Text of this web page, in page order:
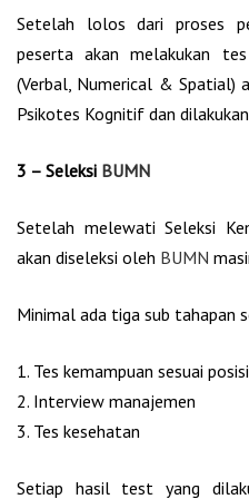
Setelah lolos dari proses
peserta akan melakukan
(Verbal, Numerical & Spatial)
Psikotes Kognitif dan
3 – Seleksi BUMN
Setelah melewati Seleksi
akan diseleksi oleh BUMN
Minimal ada tiga sub tahapan
1. Tes kemampuan sesuai
2. Interview manajemen
3. Tes kesehatan
Setiap hasil test yang